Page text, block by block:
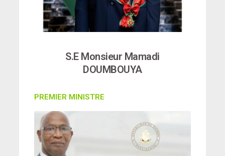
S.E Monsieur Mamadi
DOUMBOUYA
PREMIER MINISTRE